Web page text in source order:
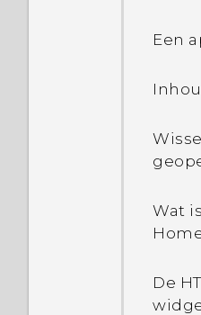
Een
Wat
De